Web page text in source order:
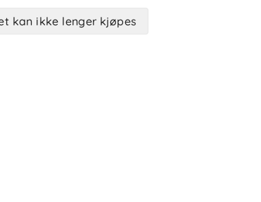
kan ikke lenger kjøpes